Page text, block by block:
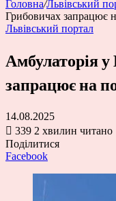
Головна/Львівський
Грибовичах запрацює
Львівський портал
Амбулаторія
запрацює на
14.08.2025
339 2 хвилин читано
Поділитися
Facebook